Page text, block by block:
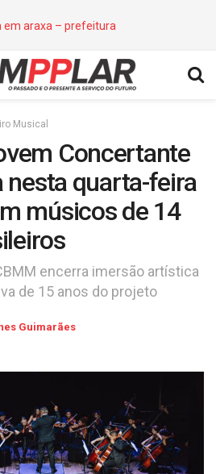
Musical
Concertante
nesta quarta-feira
músicos de 14
encerra imersão artística
de 15 anos do projeto
Guimarães